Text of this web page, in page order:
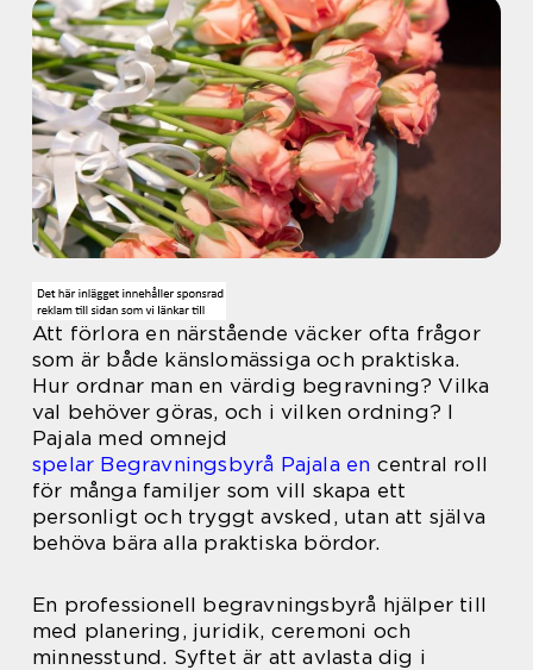
Att förlora en närstående väcker ofta frågor
som är både känslomässiga och praktiska.
Hur ordnar man en värdig begravning? Vilka
val behöver göras, och i vilken ordning? I
Pajala med omnejd
spelar Begravningsbyrå Pajala en central roll
för många familjer som vill skapa ett
personligt och tryggt avsked, utan att själva
behöva bära alla praktiska bördor.
En professionell begravningsbyrå hjälper till
med planering, juridik, ceremoni och
minnesstund. Syftet är att avlasta dig i